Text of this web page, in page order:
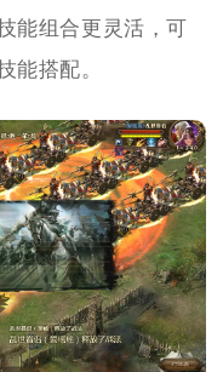
能组合更灵活，可
能搭配。